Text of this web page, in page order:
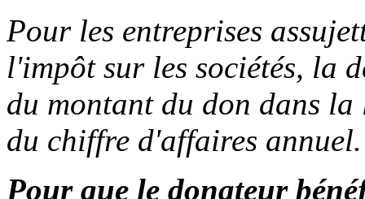
Pour les entreprises
l'impôt sur les sociétés, la
du montant du don dans
du chiffre d'affaires annuel.
Pour que le donateur